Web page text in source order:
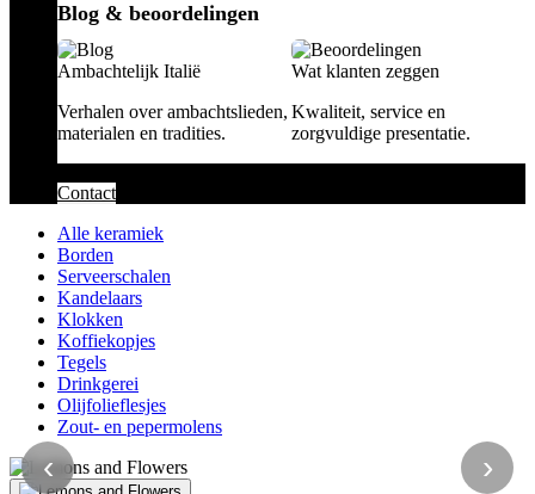
Blog & beoordelingen
Ambachtelijk Italië
Verhalen over ambachtslieden,
materialen en tradities.
Wat klanten zeggen
Kwaliteit, service en
zorgvuldige presentatie.
Contact
Alle keramiek
Borden
Serveerschalen
Kandelaars
Klokken
Koffiekopjes
Tegels
Drinkgerei
Olijfolieflesjes
Zout- en pepermolens
‹ ›